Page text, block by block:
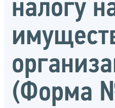
налогу
(Форма